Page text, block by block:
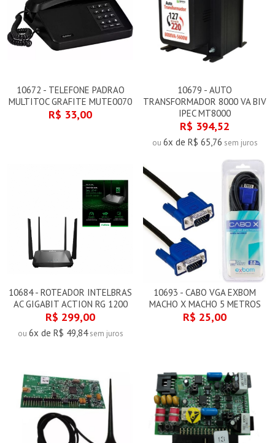
10672 - TELEFONE PADRAO
MULTITOC GRAFITE MUTE0070
R$ 33,00
10679 - AUTO
TRANSFORMADOR 8000 VA BIV
IPEC MT8000
R$ 394,52
ou 6x de R$ 65,76 sem juros
10684 - ROTEADOR INTELBRAS
AC GIGABIT ACTION RG 1200
R$ 299,00
ou 6x de R$ 49,84sem juros
10693 - CABO VGA EXBOM
MACHO X MACHO 5 METROS
R$ 25,00